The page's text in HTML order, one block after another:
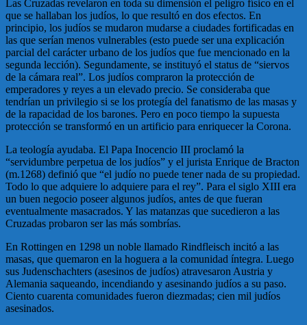
Las Cruzadas revelaron en toda su dimensión el peligro físico en el
que se hallaban los judíos, lo que resultó en dos efectos. En
principio, los judíos se mudaron mudarse a ciudades fortificadas en
las que serían menos vulnerables (esto puede ser una explicación
parcial del carácter urbano de los judíos que fue mencionado en la
segunda lección). Segundamente, se instituyó el status de “siervos
de la cámara real”. Los judíos compraron la protección de
emperadores y reyes a un elevado precio. Se consideraba que
tendrían un privilegio si se los protegía del fanatismo de las masas y
de la rapacidad de los barones. Pero en poco tiempo la supuesta
protección se transformó en un artificio para enriquecer la Corona.
La teología ayudaba. El Papa Inocencio III proclamó la
“servidumbre perpetua de los judíos” y el jurista Enrique de Bracton
(m.1268) definió que “el judío no puede tener nada de su propiedad.
Todo lo que adquiere lo adquiere para el rey”. Para el siglo XIII era
un buen negocio poseer algunos judíos, antes de que fueran
eventualmente masacrados. Y las matanzas que sucedieron a las
Cruzadas probaron ser las más sombrías.
En Rottingen en 1298 un noble llamado Rindfleisch incitó a las
masas, que quemaron en la hoguera a la comunidad íntegra. Luego
sus Judenschachters (asesinos de judíos) atravesaron Austria y
Alemania saqueando, incendiando y asesinando judíos a su paso.
Ciento cuarenta comunidades fueron diezmadas; cien mil judíos
asesinados.